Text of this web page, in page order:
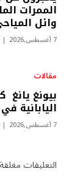
الممرات
وائل
7 أغسطس,2026
مقالات
بيونغ
اليابانية
7 أغسطس,2026
التعليقات